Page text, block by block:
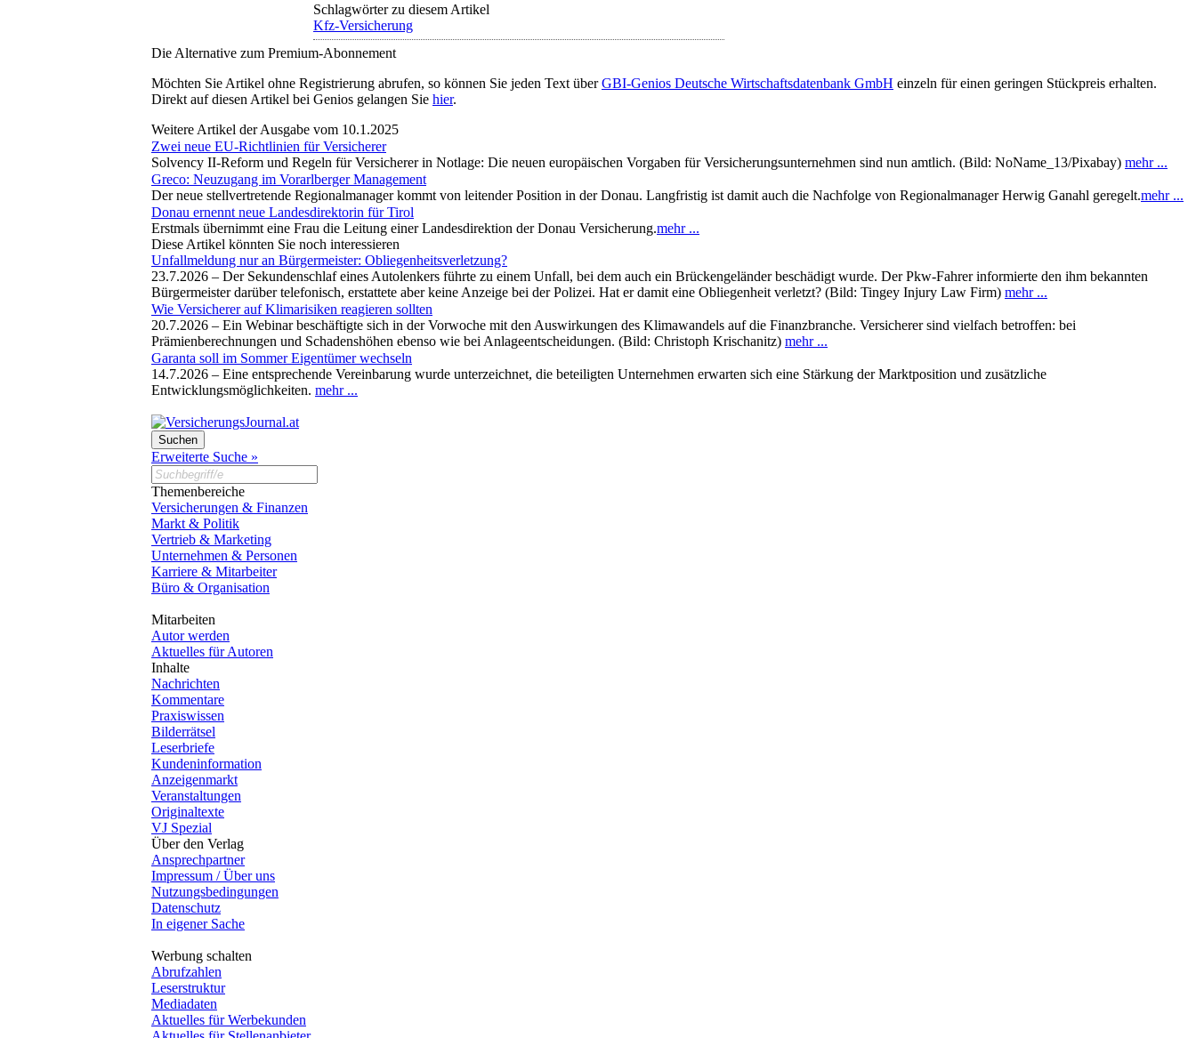
Schlagwörter zu diesem Artikel
Kfz-Versicherung
Die Alternative zum Premium-Abonnement
Möchten Sie Artikel ohne Registrierung abrufen, so können Sie jeden Text überGBI-Genios Deutsche Wirtschaftsdatenbank GmbH einzeln für einen geringen Stückpreis erhalten.
Direkt auf diesen Artikel bei Genios gelangen Sie hier.
Weitere Artikel der Ausgabe vom 10.1.2025
Zwei neue EU-Richtlinien für Versicherer
Solvency II-Reform und Regeln für Versicherer in Notlage: Die neuen europäischen Vorgaben für Versicherungsunternehmen sind nun amtlich. (Bild: NoName_13/Pixabay) mehr ...
Greco: Neuzugang im Vorarlberger Management
Der neue stellvertretende Regionalmanager kommt von leitender Position in der Donau. Langfristig ist damit auch die Nachfolge von Regionalmanager Herwig Ganahl geregelt.mehr ...
Donau ernennt neue Landesdirektorin für Tirol
Erstmals übernimmt eine Frau die Leitung einer Landesdirektion der Donau Versicherung.mehr ...
Diese Artikel könnten Sie noch interessieren
Unfallmeldung nur an Bürgermeister: Obliegenheitsverletzung?
23.7.2026 – Der Sekundenschlaf eines Autolenkers führte zu einem Unfall, bei dem auch ein Brückengeländer beschädigt wurde. Der Pkw-Fahrer informierte den ihm bekannten
Bürgermeister darüber telefonisch, erstattete aber keine Anzeige bei der Polizei. Hat er damit eine Obliegenheit verletzt? (Bild: Tingey Injury Law Firm) mehr ...
Wie Versicherer auf Klimarisiken reagieren sollten
20.7.2026 – Ein Webinar beschäftigte sich in der Vorwoche mit den Auswirkungen des Klimawandels auf die Finanzbranche. Versicherer sind vielfach betroffen: bei
Prämienberechnungen und Schadenshöhen ebenso wie bei Anlageentscheidungen. (Bild: Christoph Krischanitz) mehr ...
Garanta soll im Sommer Eigentümer wechseln
14.7.2026 – Eine entsprechende Vereinbarung wurde unterzeichnet, die beteiligten Unternehmen erwarten sich eine Stärkung der Marktposition und zusätzliche
Entwicklungsmöglichkeiten. mehr ...
Erweiterte Suche »
Themenbereiche
Versicherungen & Finanzen
Markt & Politik
Vertrieb & Marketing
Unternehmen & Personen
Karriere & Mitarbeiter
Büro & Organisation
Mitarbeiten
Autor werden
Aktuelles für Autoren
Inhalte
Nachrichten
Kommentare
Praxiswissen
Bilderrätsel
Leserbriefe
Kundeninformation
Anzeigenmarkt
Veranstaltungen
Originaltexte
VJ Spezial
Über den Verlag
Ansprechpartner
Impressum / Über uns
Nutzungsbedingungen
Datenschutz
In eigener Sache
Werbung schalten
Abrufzahlen
Leserstruktur
Mediadaten
Aktuelles für Werbekunden